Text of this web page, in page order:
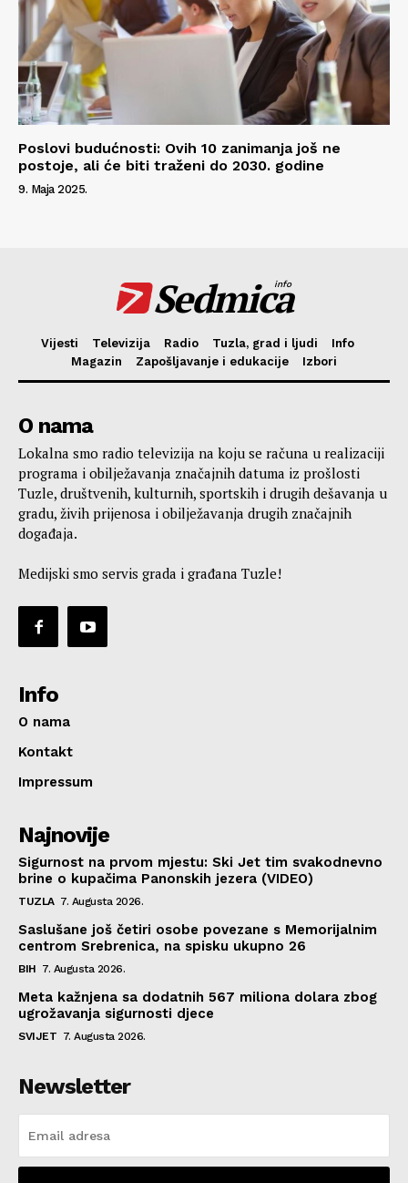
Poslovi budućnosti: Ovih 10 zanimanja još ne
postoje, ali će biti traženi do 2030. godine
9. Maja 2025.
Sedmica
info
Vijesti Televizija Radio Tuzla, grad i ljudi
Info
Magazin
Zapošljavanje i edukacije Izbori
O nama
Lokalna smo radio televizija na koju se računa u realizaciji
programa i obilježavanja značajnih datuma iz prošlosti
Tuzle, društvenih, kulturnih, sportskih i drugih dešavanja u
gradu, živih prijenosa i obilježavanja drugih značajnih
događaja.
Medijski smo servis grada i građana Tuzle!
Info
O nama
Kontakt
Impressum
Najnovije
Sigurnost na prvom mjestu: Ski Jet tim svakodnevno
brine o kupačima Panonskih jezera (VIDEO)
TUZLA 7. Augusta 2026.
Saslušane još četiri osobe povezane s Memorijalnim
centrom Srebrenica, na spisku ukupno 26
BIH 7. Augusta 2026.
Meta kažnjena sa dodatnih 567 miliona dolara zbog
ugrožavanja sigurnosti djece
SVIJET 7. Augusta 2026.
Newsletter